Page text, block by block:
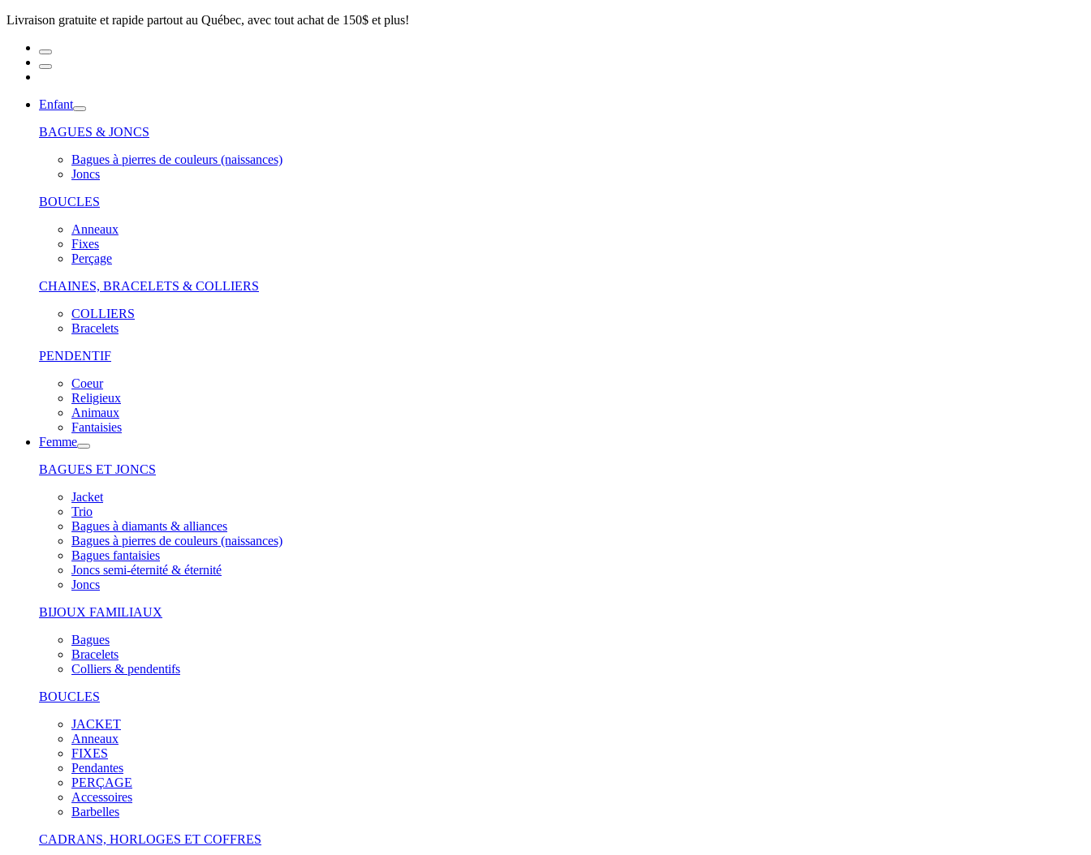
Livraison gratuite et rapide partout au Québec, avec tout achat de 150$ et plus!
Enfant
BAGUES & JONCS
Bagues à pierres de couleurs (naissances)
Joncs
BOUCLES
Anneaux
Fixes
Perçage
CHAINES, BRACELETS & COLLIERS
COLLIERS
Bracelets
PENDENTIF
Coeur
Religieux
Animaux
Fantaisies
Femme
BAGUES ET JONCS
Jacket
Trio
Bagues à diamants & alliances
Bagues à pierres de couleurs (naissances)
Bagues fantaisies
Joncs semi-éternité & éternité
Joncs
BIJOUX FAMILIAUX
Bagues
Bracelets
Colliers & pendentifs
BOUCLES
JACKET
Anneaux
FIXES
Pendantes
PERÇAGE
Accessoires
Barbelles
CADRANS, HORLOGES ET COFFRES